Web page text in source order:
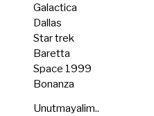
Galactica
Dallas
Star trek
Baretta
Space 1999
Bonanza
Unutmayalim..